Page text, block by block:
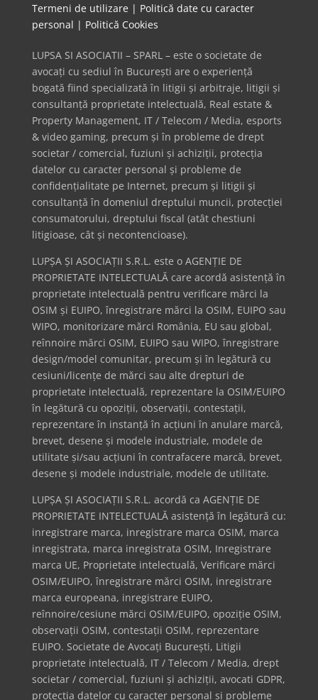
Termeni de utilizare | Politică date cu caracter
personal | Politică Cookies
LUPSA SI ASOCIATII – SPARL – este o societate de
avocați cu sediul în București are o experiență
bogată fiind specializată în litigii și arbitraje, litigii și
consultanță proprietate intelectuală, Real estate &
Property Management, IT / Telecom / Media, esports
& video gaming, precum și în probleme de drept
societar / comercial, fuziuni și achiziții, protecția
datelor cu caracter personal și probleme de
confidențialitate pe Internet, precum și litigii și
consultanță în domeniul dreptului muncii, protecției
consumatorului, dreptului fiscal (atât chestiuni
litigioase, cât și necontencioase).
LUPȘA ȘI ASOCIAȚII S.R.L. este o AGENȚIE DE
PROPRIETATE INTELECTUALĂ care acordă asistență în
proprietate intelectuală pentru verificare mărci la
OSIM și EUIPO, înregistrare mărci la OSIM, EUIPO sau
WIPO, monitorizare mărci România, EU sau global,
reînnoire mărci OSIM, EUIPO sau WIPO, înregistrare
design/model comunitar, precum și în legătură cu
cesiuni/licențe de mărci sau alte drepturi de
proprietate intelectuală, reprezentare la OSIM/EUIPO
în legătură cu opoziții, observații, contestații,
reprezentare în instanță în acțiuni în anulare marcă,
brevet, desene și modele industriale, modele de
utilitate și/sau acțiuni în contrafacere marcă, brevet,
desene și modele industriale, modele de utilitate.
LUPȘA ȘI ASOCIAȚII S.R.L. acordă ca AGENȚIE DE
PROPRIETATE INTELECTUALĂ asistență în legătură cu:
inregistrare marca, inregistrare marca OSIM, marca
inregistrata, marca inregistrata OSIM, Inregistrare
marca UE, Proprietate intelectuală, Verificare mărci
OSIM/EUIPO, înregistrare mărci OSIM, inregistrare
marca europeana, inregistrare EUIPO,
reînnoire/cesiune mărci OSIM/EUIPO, opoziție OSIM,
observații OSIM, contestații OSIM, reprezentare
EUIPO. Societate de Avocați București, Litigii
proprietate intelectuală, IT / Telecom / Media, drept
societar / comercial, fuziuni și achiziții, avocati GDPR,
protecția datelor cu caracter personal și probleme